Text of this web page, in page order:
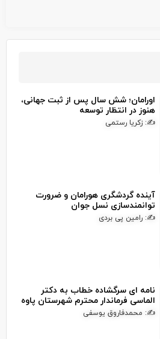
اورامان؛ شش سال پس از ثبت جهانی،
هنوز در انتظار توسعه
✍: زکریا رستمی
آینده گردشگری هورامان و ضرورت
توانمندسازی نسل جوان
✍: رامین پی بردی
نامه ای سرگشاده خطاب به دکتر
الماسی فرماندار محترم شهرستان پاوه
✍: محمدفاروق یوسفی